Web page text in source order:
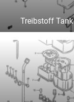
Treibstoff Tank